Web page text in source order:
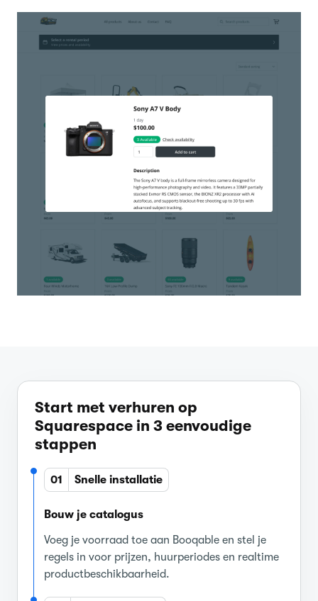
Start met verhuren op
Squarespace in 3 eenvoudige
stappen
01 Snelle installatie
Bouw je catalogus
Voeg je voorraad toe aan Booqable en stel je
regels in voor prijzen, huurperiodes en realtime
productbeschikbaarheid.